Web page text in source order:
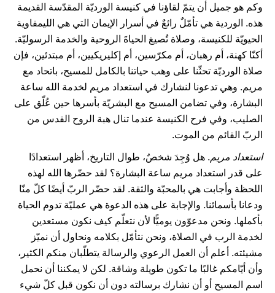
وكم هو جميل أن يتمّ لقاؤنا في كنيسة الورديّة المقدّسة القديمة
هذه. الوردية هي تأمّلٌ رائعٌ في أسرار الإيمان التي هي الليمفاوية
الحيويّة للكنيسة، وصلاة تُصيغ الحياةَ الروحية والخدمة الرسوليّة.
أكنّا كهنة، أم رهبان، أم مكرّسين، أم إكليريكيين، أم مبتدئين، فإن
صلاة الورديّة تحثّنا على وهب حياتنا بالكامل للمسيح، باتحاد مع
مريم. وهي تدعونا لنشارك في استعداد مريم لخدمة الله ساعة
البشارة، وفي تضامن المسيح مع البشريّة بأسرها حين عُلّق على
الصليب، وفي فرح الكنيسة عندما تنال هبة الروح القدس من
الربّ القائم من الموت.
استعداد مريم. هل وُجِدَ شخصٌ، طوال التاريخ، أظهر استعدادًا
على قدر استعداد مريم ساعة البشارة؟ لقد حضّرها الله لهذه
اللحظة وأجابت هي بالمحبّة والثقة. لقد حضّر الربّ أيضًا كلّ منّا
ودعانا بأسمائنا. والإجابة على هذه الدعوة هي عمليّة تدوم الحياة
بأكملها. ونحن مدعوّون يوميًّا لأن نتعلّم كيف نكون مستعدين
لخدمة الرب في الصلاة، ونحن نتأمّل بكلامه ونحاول أن نميّز
مشيئته. أعلم أن العمل الرعوي والرسالة يتطلّبان منكم الكثير،
وأن أيّامكم غالبًا ما تكون طويلة وشاقة. لكن لا يمكننا أن نحمل
اسم المسيح أو أن نشارك برسالته دون أن نكون قبل كلّ شيء